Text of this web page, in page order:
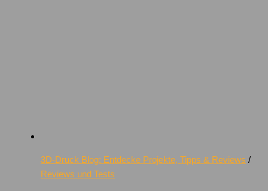
3D-Druck Blog: Entdecke Projekte, Tipps & Reviews /
Reviews und Tests